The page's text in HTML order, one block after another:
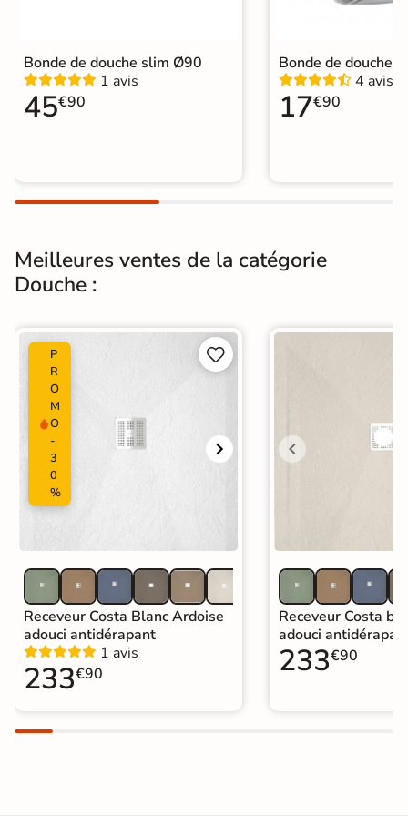
Normes
Origine
Pleine masse Oui
Catégories
Bonde de douche slim Ø90
1 avis
45€90
Bonde de douche
4 avis
17€90
Meilleures ventes de la catégorie
Douche :
P
R
O
M
O
-
3
0
%


Receveur Costa Blanc Ardoise
adouci antidérapant
1 avis
233€90
Receveur Costa
adouci
233€90